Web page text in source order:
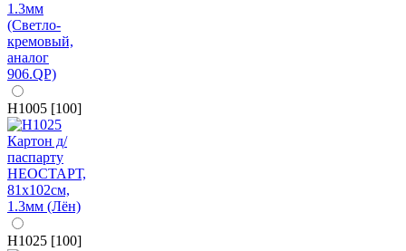
H1005 [100]
H1025 [100]